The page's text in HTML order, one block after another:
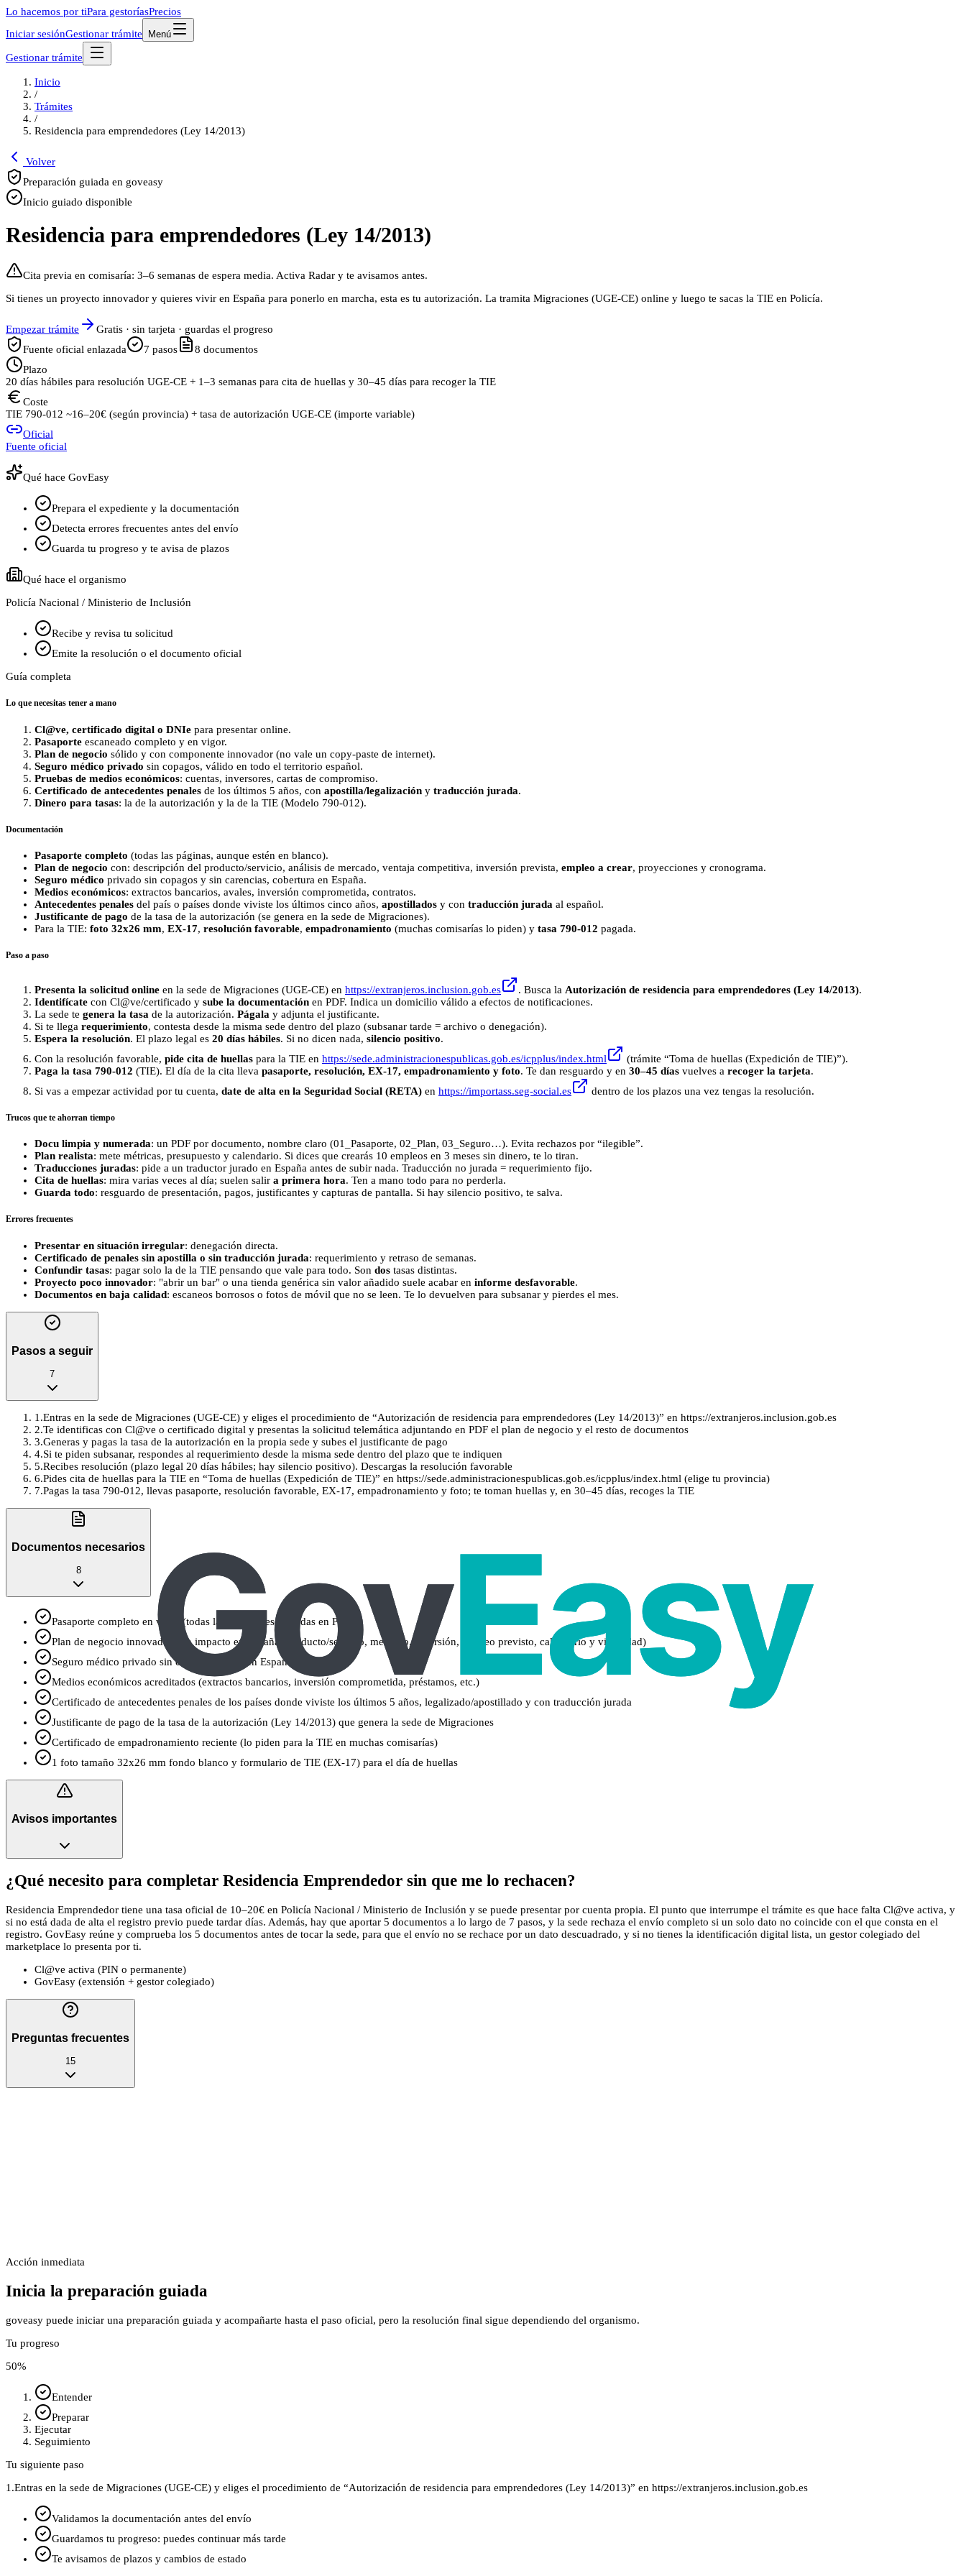
Lo hacemos por tiPara gestoríasPrecios
Iniciar sesiónGestionar trámite Menú
Gestionar trámite
Inicio
/
Trámites
/
Residencia para emprendedores (Ley 14/2013)
Volver
Preparación guiada en goveasy
Inicio guiado disponible
Residencia para emprendedores (Ley 14/2013)
Cita previa en comisaría: 3–6 semanas de espera media. Activa Radar y te avisamos antes.
Si tienes un proyecto innovador y quieres vivir en España para ponerlo en marcha, esta es tu autorización. La tramita Migraciones (UGE‑CE) online y luego te sacas la TIE en Policía.
Empezar trámite
Gratis · sin tarjeta · guardas el progreso
Fuente oficial enlazada
7 pasos 8 documentos
Plazo
20 días hábiles para resolución UGE‑CE + 1–3 semanas para cita de huellas y 30–45 días para recoger la TIE
Coste
TIE 790‑012 ~16–20€ (según provincia) + tasa de autorización UGE‑CE (importe variable)
Oficial
Fuente oficial
Qué hace GovEasy
Prepara el expediente y la documentación
Detecta errores frecuentes antes del envío
Guarda tu progreso y te avisa de plazos
Qué hace el organismo
Policía Nacional / Ministerio de Inclusión
Recibe y revisa tu solicitud
Emite la resolución o el documento oficial
Guía completa
Lo que necesitas tener a mano
Cl@ve, certificado digital o DNIe para presentar online.
Pasaporte escaneado completo y en vigor.
Plan de negocio sólido y con componente innovador (no vale un copy‑paste de internet).
Seguro médico privado sin copagos, válido en todo el territorio español.
Pruebas de medios económicos: cuentas, inversores, cartas de compromiso.
Certificado de antecedentes penales de los últimos 5 años, con apostilla/legalización y traducción jurada.
Dinero para tasas: la de la autorización y la de la TIE (Modelo 790‑012).
Documentación
Pasaporte completo (todas las páginas, aunque estén en blanco).
Plan de negocio con: descripción del producto/servicio, análisis de mercado, ventaja competitiva, inversión prevista, empleo a crear, proyecciones y cronograma.
Seguro médico privado sin copagos y sin carencias, cobertura en España.
Medios económicos: extractos bancarios, avales, inversión comprometida, contratos.
Antecedentes penales del país o países donde viviste los últimos cinco años, apostillados y con traducción jurada al español.
Justificante de pago de la tasa de la autorización (se genera en la sede de Migraciones).
Para la TIE: foto 32x26 mm, EX‑17, resolución favorable, empadronamiento (muchas comisarías lo piden) y tasa 790‑012 pagada.
Paso a paso
Presenta la solicitud online en la sede de Migraciones (UGE‑CE) en https://extranjeros.inclusion.gob.es . Busca la Autorización de residencia para emprendedores (Ley 14/2013).
Identifícate con Cl@ve/certificado y sube la documentación en PDF. Indica un domicilio válido a efectos de notificaciones.
La sede te genera la tasa de la autorización. Págala y adjunta el justificante.
Si te llega requerimiento, contesta desde la misma sede dentro del plazo (subsanar tarde = archivo o denegación).
Espera la resolución. El plazo legal es 20 días hábiles. Si no dicen nada, silencio positivo.
Con la resolución favorable, pide cita de huellas para la TIE en https://sede.administracionespublicas.gob.es/icpplus/index.html
(trámite “Toma de huellas (Expedición de TIE)”).
Paga la tasa 790‑012 (TIE). El día de la cita lleva pasaporte, resolución, EX‑17, empadronamiento y foto. Te dan resguardo y en 30–45 días vuelves a recoger la tarjeta.
Si vas a empezar actividad por tu cuenta, date de alta en la Seguridad Social (RETA) en https://importass.seg-social.es dentro de los plazos una vez tengas la resolución.
Trucos que te ahorran tiempo
Docu limpia y numerada: un PDF por documento, nombre claro (01_Pasaporte, 02_Plan, 03_Seguro…). Evita rechazos por “ilegible”.
Plan realista: mete métricas, presupuesto y calendario. Si dices que crearás 10 empleos en 3 meses sin dinero, te lo tiran.
Traducciones juradas: pide a un traductor jurado en España antes de subir nada. Traducción no jurada = requerimiento fijo.
Cita de huellas: mira varias veces al día; suelen salir a primera hora. Ten a mano todo para no perderla.
Guarda todo: resguardo de presentación, pagos, justificantes y capturas de pantalla. Si hay silencio positivo, te salva.
Errores frecuentes
Presentar en situación irregular: denegación directa.
Certificado de penales sin apostilla o sin traducción jurada: requerimiento y retraso de semanas.
Confundir tasas: pagar solo la de la TIE pensando que vale para todo. Son dos tasas distintas.
Proyecto poco innovador: "abrir un bar" o una tienda genérica sin valor añadido suele acabar en informe desfavorable.
Documentos en baja calidad: escaneos borrosos o fotos de móvil que no se leen. Te lo devuelven para subsanar y pierdes el mes.
Pasos a seguir
7
1 .Entras en la sede de Migraciones (UGE‑CE) y eliges el procedimiento de “Autorización de residencia para emprendedores (Ley 14/2013)” en https://extranjeros.inclusion.gob.es
2.Te identificas con Cl@ve o certificado digital y presentas la solicitud telemática adjuntando en PDF el plan de negocio y el resto de documentos
3.Generas y pagas la tasa de la autorización en la propia sede y subes el justificante de pago
4.Si te piden subsanar, respondes al requerimiento desde la misma sede dentro del plazo que te indiquen
5.Recibes resolución (plazo legal 20 días hábiles; hay silencio positivo). Descargas la resolución favorable
6.Pides cita de huellas para la TIE en “Toma de huellas (Expedición de TIE)” en https://sede.administracionespublicas.gob.es/icpplus/index.html (elige tu provincia)
7.Pagas la tasa 790‑012, llevas pasaporte, resolución favorable, EX‑17, empadronamiento y foto; te toman huellas y, en 30–45 días, recoges la TIE
Documentos necesarios
8
Pasaporte completo en vigor (todas las páginas escaneadas en PDF)
Plan de negocio innovador con impacto en España (producto/servicio, mercado, inversión, empleo previsto, calendario y viabilidad)
Seguro médico privado sin copagos válido en España
Medios económicos acreditados (extractos bancarios, inversión comprometida, préstamos, etc.)
Certificado de antecedentes penales de los países donde viviste los últimos 5 años, legalizado/apostillado y con traducción jurada
Justificante de pago de la tasa de la autorización (Ley 14/2013) que genera la sede de Migraciones
Certificado de empadronamiento reciente (lo piden para la TIE en muchas comisarías)
1 foto tamaño 32x26 mm fondo blanco y formulario de TIE (EX‑17) para el día de huellas
Avisos importantes
¿Qué necesito para completar Residencia Emprendedor sin que me lo rechacen?
Residencia Emprendedor tiene una tasa oficial de 10–20€ en Policía Nacional / Ministerio de Inclusión y se puede presentar por cuenta propia. El punto que interrumpe el trámite es que hace falta Cl@ve activa, y
si no está dada de alta el registro previo puede tardar días. Además, hay que aportar 5 documentos a lo largo de 7 pasos, y la sede rechaza el envío completo si un solo dato no coincide con el que consta en el
registro. GovEasy reúne y comprueba los 5 documentos antes de tocar la sede, para que el envío no se rechace por un dato descuadrado, y si no tienes la identificación digital lista, un gestor colegiado del
marketplace lo presenta por ti.
Cl@ve activa (PIN o permanente)
GovEasy (extensión + gestor colegiado)
Preguntas frecuentes
15
Acción inmediata
Inicia la preparación guiada
goveasy puede iniciar una preparación guiada y acompañarte hasta el paso oficial, pero la resolución final sigue dependiendo del organismo.
Tu progreso
50%
Entender
Preparar
Ejecutar
Seguimiento
Tu siguiente paso
1.Entras en la sede de Migraciones (UGE‑CE) y eliges el procedimiento de “Autorización de residencia para emprendedores (Ley 14/2013)” en https://extranjeros.inclusion.gob.es
Validamos la documentación antes del envío
Guardamos tu progreso: puedes continuar más tarde
Te avisamos de plazos y cambios de estado